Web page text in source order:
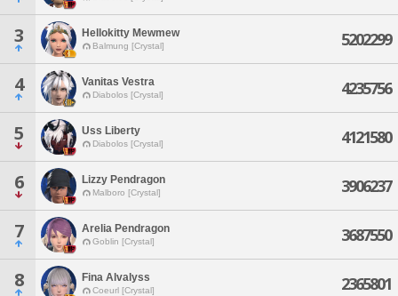
3 Hellokitty Mewmew
Balmung [Crystal] 5202299
4 Vanitas Vestra
Diabolos [Crystal] 4235756
5 Uss Liberty
Diabolos [Crystal] 4121580
6 Lizzy Pendragon
Malboro [Crystal] 3906237
7 Arelia Pendragon
Goblin [Crystal] 3687550
8 Fina Alvalyss
Coeurl [Crystal] 2365801